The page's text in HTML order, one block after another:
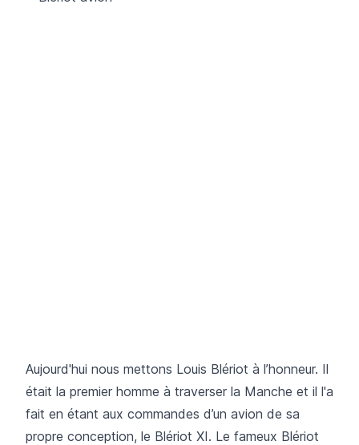
Aujourd'hui nous mettons Louis Blériot à l’honneur. Il
était la premier homme à traverser la Manche et il l'a
fait en étant aux commandes d’un avion de sa
propre conception, le Blériot XI. Le fameux Blériot